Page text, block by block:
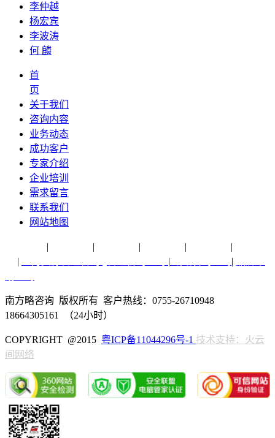
李仲越
杨宏宾
李波涛
何 麟
首
页
关于我们
咨询内容
业务动态
成功客户
专家介绍
企业培训
需求留言
联系我们
网站地图
| | | | |
| | |
南方略咨询 版权所有 客户热线：0755-26710948
18664305161 （24小时）
COPYRIGHT @2015 粤ICP备11044296号-1 技术支持：火云
间网络